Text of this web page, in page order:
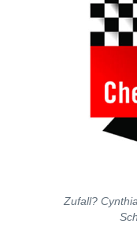
Zufall?